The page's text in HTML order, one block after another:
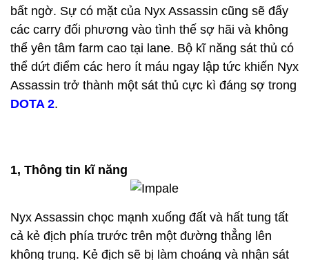
bất ngờ. Sự có mặt của Nyx Assassin cũng sẽ đẩy
các carry đối phương vào tình thế sợ hãi và không
thể yên tâm farm cao tại lane. Bộ kĩ năng sát thủ có
thể dứt điểm các hero ít máu ngay lập tức khiến Nyx
Assassin trở thành một sát thủ cực kì đáng sợ trong
DOTA 2.
1, Thông tin kĩ năng
Nyx Assassin chọc mạnh xuống đất và hất tung tất
cả kẻ địch phía trước trên một đường thẳng lên
không trung. Kẻ địch sẽ bị làm choáng và nhận sát